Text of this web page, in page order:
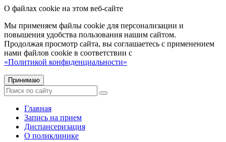
О файлах cookie на этом веб-сайте
Мы применяем файлы cookie для персонализации и
повышения удобства пользования нашим сайтом.
Продолжая просмотр сайта, вы соглашаетесь с применением
нами файлов cookie в соответствии с
«Политикой конфиденциальности»
Принимаю
Главная
Запись на прием
Диспансеризация
О поликлинике